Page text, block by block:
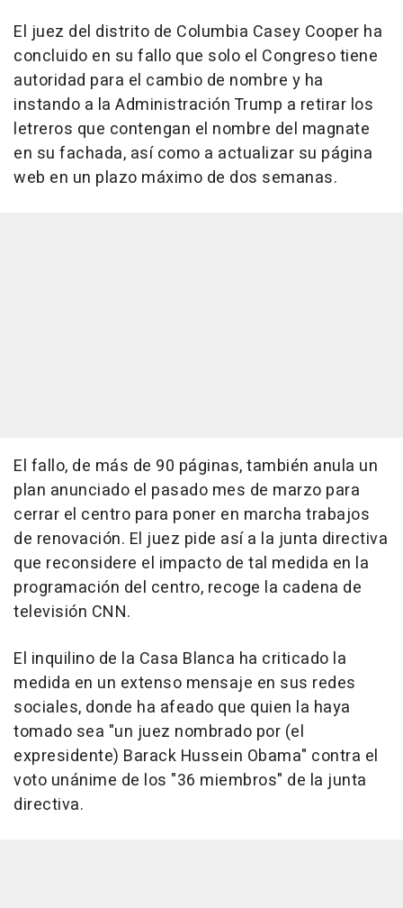
El juez del distrito de Columbia Casey Cooper ha
concluido en su fallo que solo el Congreso tiene
autoridad para el cambio de nombre y ha
instando a la Administración Trump a retirar los
letreros que contengan el nombre del magnate
en su fachada, así como a actualizar su página
web en un plazo máximo de dos semanas.
El fallo, de más de 90 páginas, también anula un
plan anunciado el pasado mes de marzo para
cerrar el centro para poner en marcha trabajos
de renovación. El juez pide así a la junta directiva
que reconsidere el impacto de tal medida en la
programación del centro, recoge la cadena de
televisión CNN.
El inquilino de la Casa Blanca ha criticado la
medida en un extenso mensaje en sus redes
sociales, donde ha afeado que quien la haya
tomado sea "un juez nombrado por (el
expresidente) Barack Hussein Obama" contra el
voto unánime de los "36 miembros" de la junta
directiva.